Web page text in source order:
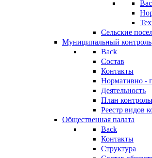
Сельские
Муниципальный контроль
Back
Состав
Контакты
Нормативно -
Деятельность
План
Реестр видов
Общественная палата
Back
Контакты
Структура